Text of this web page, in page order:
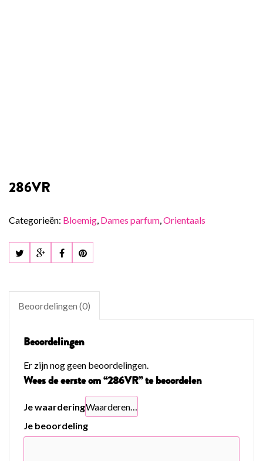
286VR
Categorieën: Bloemig, Dames parfum,Orientaals
Beoordelingen (0)
Beoordelingen
Er zijn nog geen beoordelingen.
Wees de eerste om “286VR” te beoordelen
Je waardering
Je beoordeling